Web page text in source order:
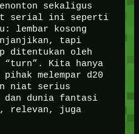
sekaligus
serial ini seperti
lembar kosong
tapi
ditentukan oleh
“turn”. Kita hanya
melempar d20
niat serius
dan dunia fantasi
relevan, juga